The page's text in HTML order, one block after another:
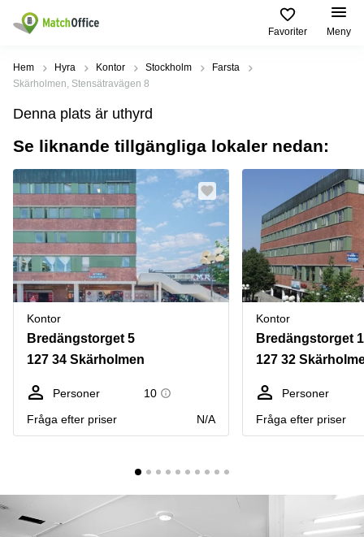
Favoriter Meny
Hyra / hyra ut
Kategorier
Kontor
Kontorshotell
Coworking
space
Lagerlokaler
Industrilokaler
Butikslokaler
Verkstad
Mötesrum
kontor
Populära
Städer
Stockholm
Göteborg
Malmö
Uppsala
Norrköping
Östermalm
Skåne
Vasastan
Populära
sökningar
Kontorshotell
Stockholm
Hyra lokal
Stockholm
Kontorshotell
Göteborg
Coworking
Stockholm
Kontorshotell
Malmö
Coworking
Malmö
Lediga
Hisingen
Hjälp
Om oss
Bli hyresvärd
Pris
Logga in
Hem Hyra Kontor Stockholm
Farsta
Skärholmen, Stensätravägen 8
Denna plats är uthyrd
Se liknande tillgängliga lokaler nedan:
Kontor
Bredängstorget 5
127 34 Skärholmen
Personer
10
Fråga efter priser
N/A
Kontor
Bredängstorget 1
127 32
Personer
Fråga efter priser